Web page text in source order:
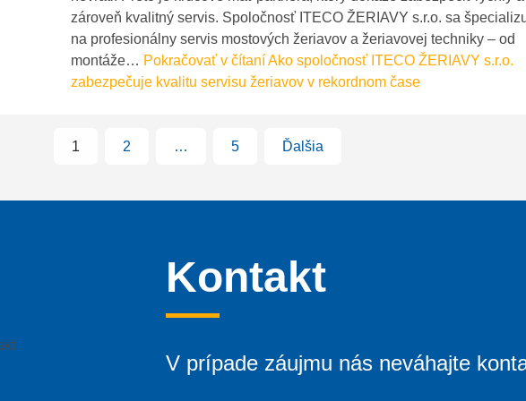
zároveň kvalitný servis. Spoločnosť ITECO ŽERIAVY s.r.o. sa
na profesionálny servis mostových žeriavov a žeriavovej techniky – od
montáže… Pokračovať v čítaníAko spoločnosť ITECO ŽERIAVY s.r.o.
zabezpečuje kvalitu servisu žeriavov v rekordnom čase
1 2 … 5 Ďalšia
Kontakt
V prípade záujmu nás neváhajte